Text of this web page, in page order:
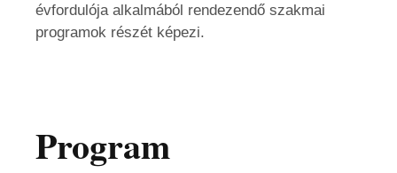
évfordulója alkalmából rendezendő szakmai
programok részét képezi.
Program